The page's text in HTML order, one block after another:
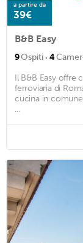
a partire da
39€
B&B Easy
9Ospiti · 4
Il B&B Easy offre
ferroviaria di
cucina in
...